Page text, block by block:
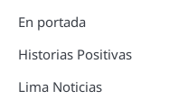
En portada
Historias Positivas
Lima Noticias